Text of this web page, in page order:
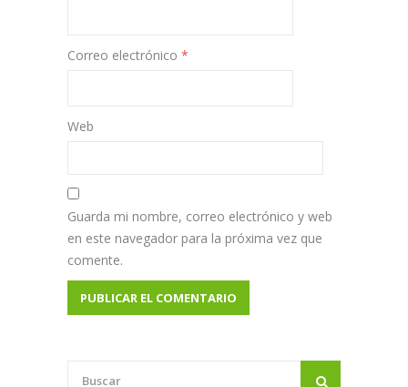
Correo electrónico *
Web
Guarda mi nombre, correo electrónico y web
en este navegador para la próxima vez que
comente.